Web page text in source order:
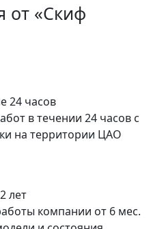
от «Скиф
24 часов
в течении 24 часов с
на территории ЦАО
лет
компании от 6 мес.